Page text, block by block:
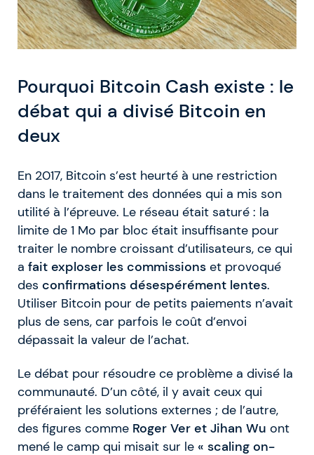
Pourquoi Bitcoin Cash existe : le
débat qui a divisé Bitcoin en
deux
En 2017, Bitcoin s’est heurté à une restriction
dans le traitement des données qui a mis son
utilité à l’épreuve. Le réseau était saturé : la
limite de 1 Mo par bloc était insuffisante pour
traiter le nombre croissant d’utilisateurs, ce qui
a fait exploser les commissions et provoqué
des confirmations désespérément lentes.
Utiliser Bitcoin pour de petits paiements n’avait
plus de sens, car parfois le coût d’envoi
dépassait la valeur de l’achat.
Le débat pour résoudre ce problème a divisé la
communauté. D’un côté, il y avait ceux qui
préféraient les solutions externes ; de l’autre,
des figures comme Roger Ver et Jihan Wu ont
mené le camp qui misait sur le « scaling on-